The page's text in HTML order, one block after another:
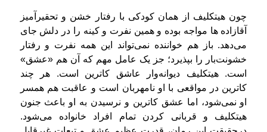
چون هیتکلیف از همان کودکی با رفتار خشن و تحقیرآمیز
آقازاده ها مواجه بوده و همین نفرت و کینه را در دلش جای
می‌دهد. باز هم خواننده نمی‌تواند این همه نفرت و رفتار
خشونت‌بار را بپذیرد؛ جز یک عامل مهم که آن هم «عشق»
است. هیتکلیف دیوانه‌وار عاشق کاترین است. هر چند
کاترین در مواقعی با او نامهربان است و عاقبت هم همسر
او نمی‌شود، اما عشق کاترین و نرسیدن به او باعث جنون
هیتکلیف و قربانی کردن تمام افراد خانواده می‌شود.